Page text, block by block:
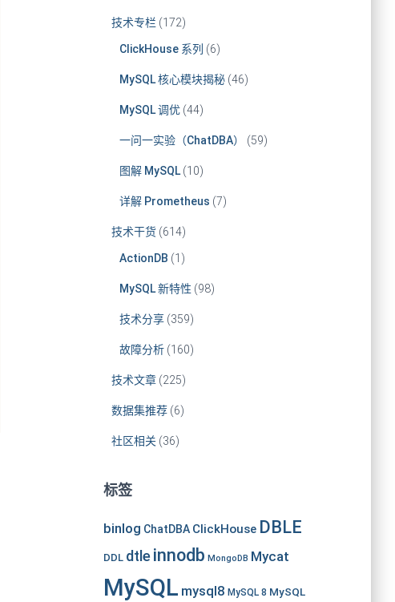
技术专栏 (172)
ClickHouse 系列 (6)
MySQL 核心模块揭秘(46)
MySQL 调优(44)
一问一实验（ChatDBA） (59)
图解 MySQL(10)
详解 Prometheus (7)
技术干货(614)
ActionDB (1)
MySQL 新特性 (98)
技术分享(359)
故障分析(160)
技术文章(225)
数据集推荐(6)
社区相关 (36)
标签
binlog ChatDBA ClickHouse DBLE
DDL dtle innodb MongoDB Mycat
MySQL mysql8 MySQL 8 MySQL